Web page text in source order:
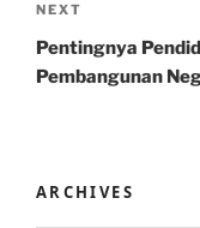
Next
Post
NEXT
Pentingnya
Pembangunan
ARCHIVES